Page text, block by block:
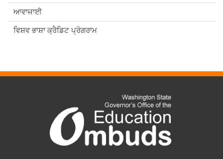
ਆਵਾਜਾਈ
ਵਿਸ਼ਵ ਭਾਸ਼ਾ ਕ੍ਰੈਡਿਟ ਪ੍ਰੋਗਰਾਮ